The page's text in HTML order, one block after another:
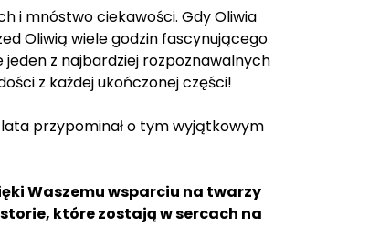
i mnóstwo ciekawości. Gdy Oliwia
Oliwią wiele godzin fascynującego
z najbardziej rozpoznawalnych
z każdej ukończonej części!
lata przypominał o tym wyjątkowym
Waszemu wsparciu na twarzy
które zostają w sercach na